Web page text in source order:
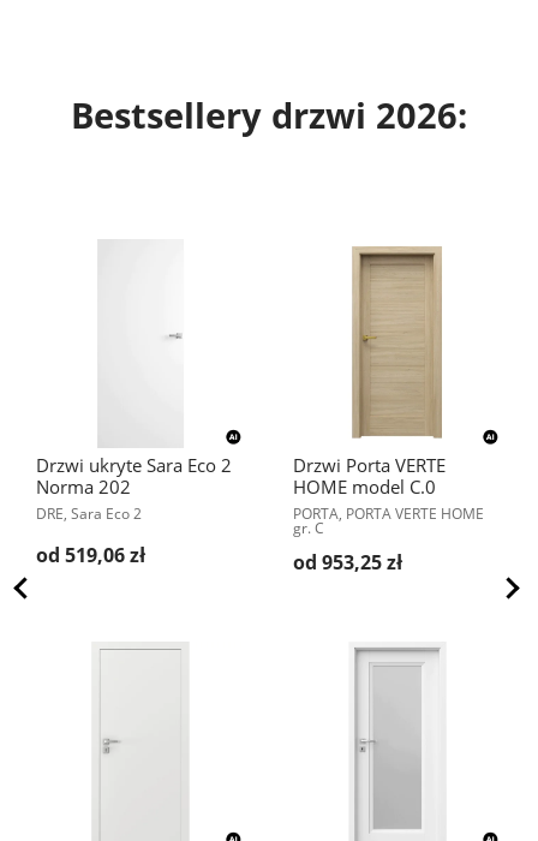
Bestsellery drzwi 2026:
Drzwi ukryte Sara Eco 2
Norma 202
DRE, Sara Eco 2
od 519,06 zł
Drzwi Porta VERTE
HOME model C.0
PORTA, PORTA VERTE HOME
gr. C
od 953,25 zł